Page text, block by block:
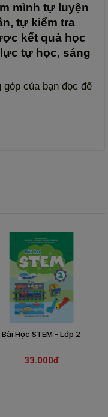
mình tự luyện
tự kiểm tra
kết quả học
tự học, sáng
của bạn đọc để
Bài Học STEM - Lớp 2
33.000đ